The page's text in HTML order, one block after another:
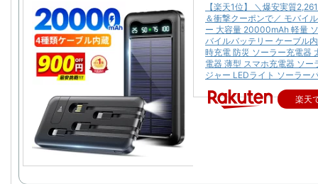
【楽天1位】 ＼爆安実質
＆衝撃クーポンで／ モバイ
ー 大容量 20000mAh 軽量
バイルバッテリー ケーブル
時充電 防災 ソーラー充電器
電器 薄型 スマホ充電器 ソー
ジャー LEDライト ソーラー
楽天